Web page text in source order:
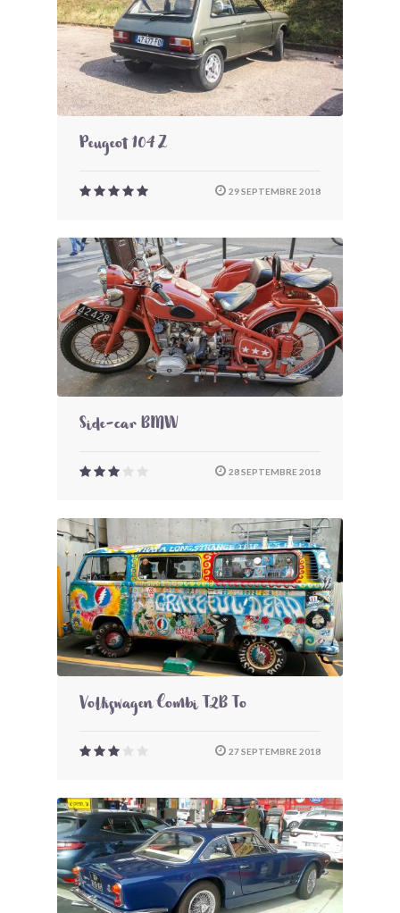
Peugeot 104 Z
29 SEPTEMBRE 2018
Side-car BMW
28 SEPTEMBRE 2018
Volkswagen Combi T2B To
27 SEPTEMBRE 2018